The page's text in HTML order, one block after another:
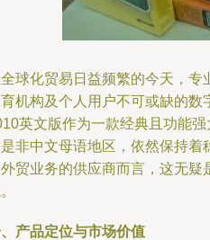
球化贸易日益频繁的今天，专
机构及个人用户不可或缺的数
英文版作为一款经典且功能
非中文母语地区，依然保持着
贸业务的供应商而言，这无疑
产品定位与市场价值